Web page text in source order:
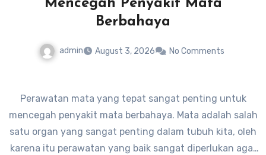
Mencegah Penyakit Mata
Berbahaya
admin August 3, 2026 No Comments
Perawatan mata yang tepat sangat penting untuk
mencegah penyakit mata berbahaya. Mata adalah salah
satu organ yang sangat penting dalam tubuh kita, oleh
karena itu perawatan yang baik sangat diperlukan agar